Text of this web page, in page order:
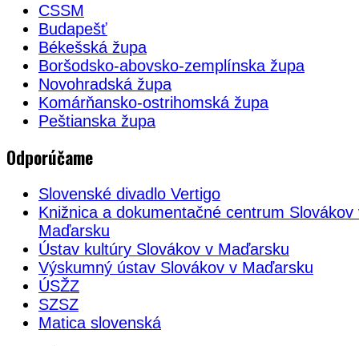
CSSM
Budapešť
Békešská župa
Boršodsko-abovsko-zemplínska župa
Novohradská župa
Komárňansko-ostrihomská župa
Peštianska župa
Odporúčame
Slovenské divadlo Vertigo
Knižnica a dokumentačné centrum Slovákov
Maďarsku
Ústav kultúry Slovákov v Maďarsku
Výskumný ústav Slovákov v Maďarsku
ÚSŽZ
SZSZ
Matica slovenská